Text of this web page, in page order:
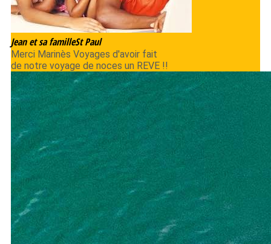
Jean et sa familleSt Paul
Merci Marinès Voyages d'avoir fait
de notre voyage de noces un REVE !!